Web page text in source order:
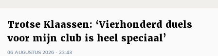
Trotse Klaassen: ‘Vierhonderd duels
voor mijn club is heel speciaal’
06 AUGUSTUS 2026 - 23:43